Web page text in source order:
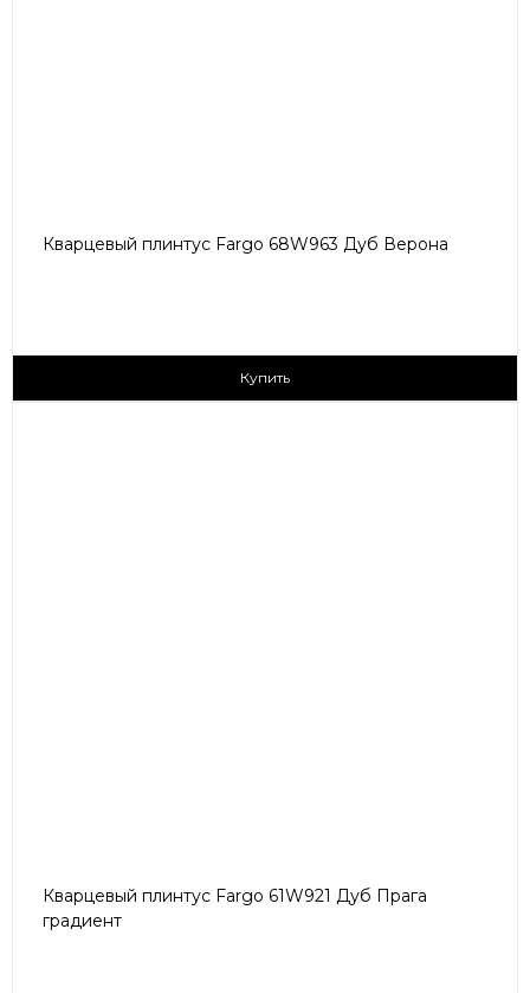
Кварцевый плинтус Fargo 68W963 Дуб Верона
Купить
Кварцевый плинтус Fargo 61W921 Дуб Прага
градиент